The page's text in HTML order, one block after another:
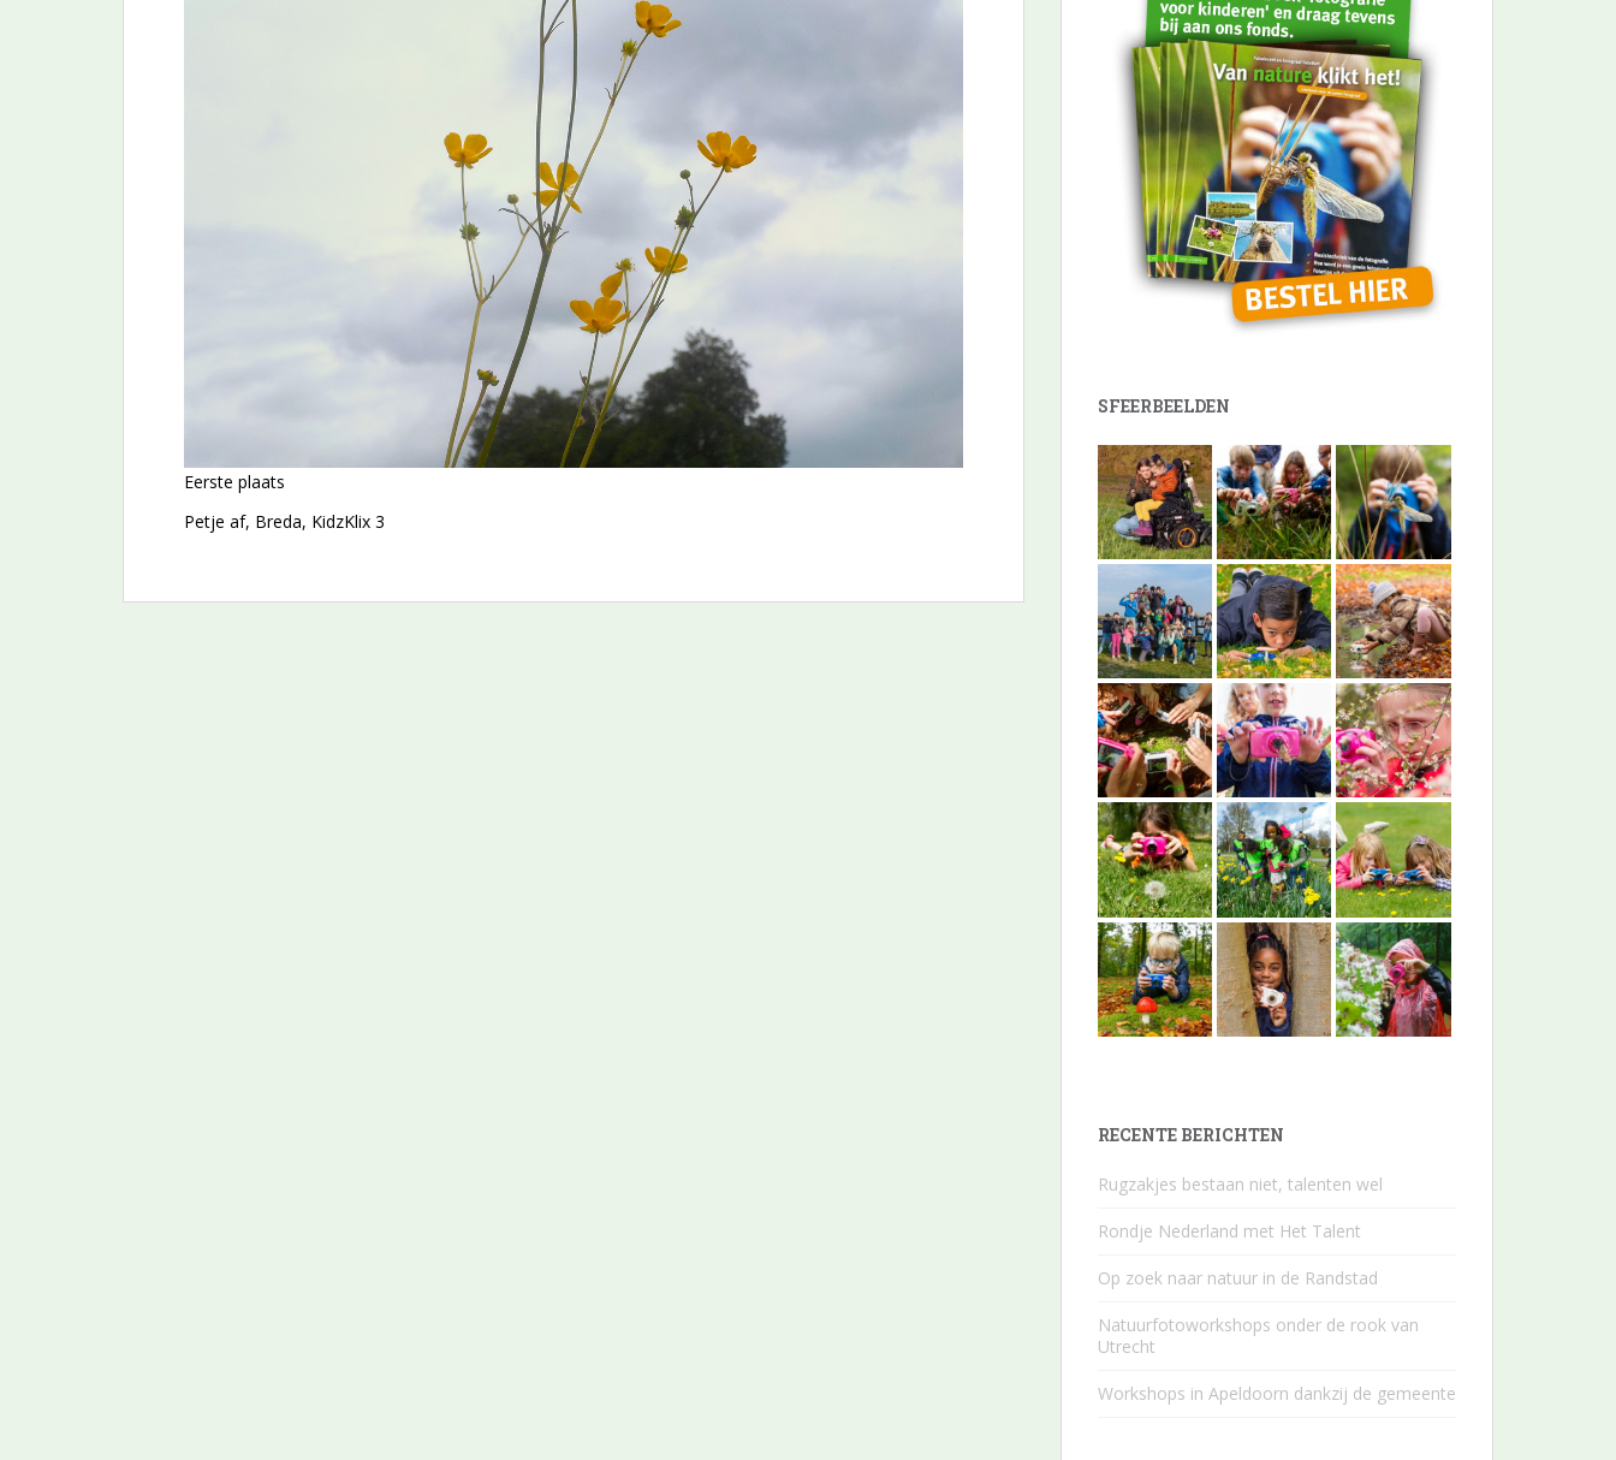
Eerste plaats
Petje af, Breda, KidzKlix 3
SFEERBEELDEN
RECENTE BERICHTEN
Rugzakjes bestaan niet, talenten wel
Rondje Nederland met Het Talent
Op zoek naar natuur in de Randstad
Natuurfotoworkshops onder de rook van
Utrecht
Workshops in Apeldoorn dankzij de gemeente